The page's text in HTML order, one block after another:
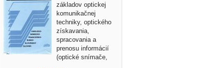
základov optickej
komunikačnej
techniky, optického
získavania,
spracovania a
prenosu informácií
(optické snímače,